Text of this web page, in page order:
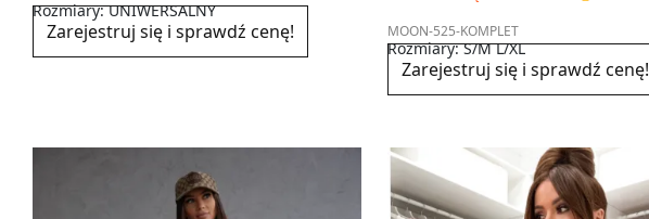
Rozmiary: UNIWERSALNY
Zarejestruj się i sprawdź cenę! MOON-525-KOMPLET
Rozmiary: S/M L/XL
Zarejestruj się i sprawdź cenę!